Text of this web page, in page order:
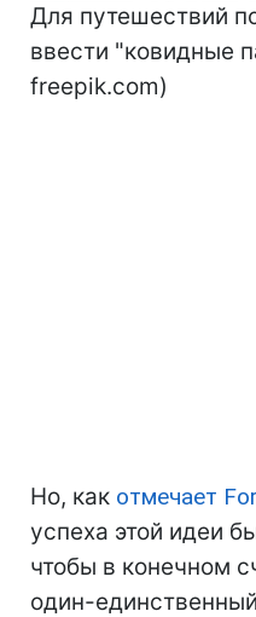
Для путешествий
ввести "ковидные
freepik.com)
Но, как отмечает
успеха этой идеи
чтобы в конечном
один-